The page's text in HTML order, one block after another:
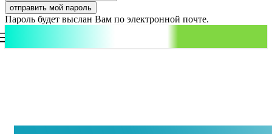
Пароль будет выслан Вам по электронной почте.